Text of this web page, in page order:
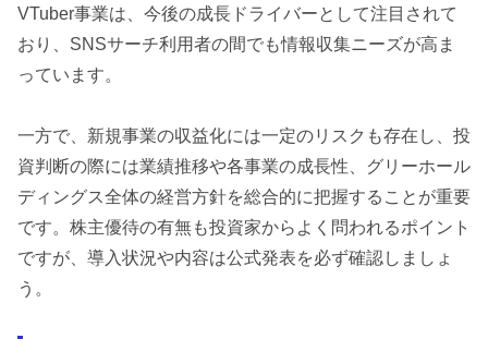
VTuber事業は、今後の成長ドライバーとして注目されて
おり、SNSサーチ利用者の間でも情報収集ニーズが高ま
っています。
一方で、新規事業の収益化には一定のリスクも存在し、投
資判断の際には業績推移や各事業の成長性、グリーホール
ディングス全体の経営方針を総合的に把握することが重要
です。株主優待の有無も投資家からよく問われるポイント
ですが、導入状況や内容は公式発表を必ず確認しましょ
う。